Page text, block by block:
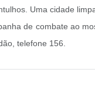
Uma cidade
de combate ao
telefone 156.